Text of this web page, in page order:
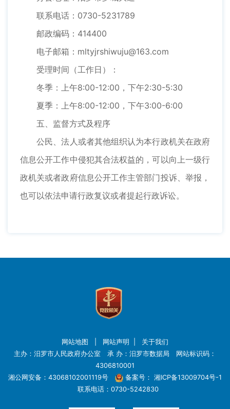
联系电话：0730-5231789
邮政编码：414400
电子邮箱：mltyjrshiwuju@163.com
受理时间（工作日）：
冬季：上午8:00-12:00，下午2:30-5:30
夏季：上午8:00-12:00，下午3:00-6:00
五、监督方式及程序
公民、法人或者其他组织认为本行政机关在政府
信息公开工作中侵犯其合法权益的，可以向上一级行
政机关或者政府信息公开工作主管部门投诉、举报，
也可以依法申请行政复议或者提起行政诉讼。
网站地图 网站声明
关于我们
主办：汨罗市人民政府办公室 承 办：汨罗市数据局 网站标识码：
4306810001
湘公网安备：43068102001119号
备案号： 湘ICP备13009704号-1
联系电话：0730-5242830